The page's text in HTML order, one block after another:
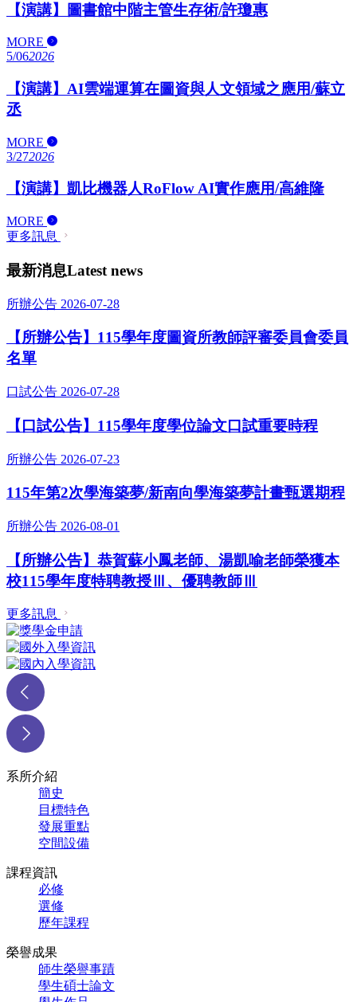
【演講】圖書館中階主管生存術/許瓊惠
MORE
5/062026
【演講】AI雲端運算在圖資與人文領域之應用/蘇立
丞
MORE
3/272026
【演講】凱比機器人RoFlow AI實作應用/高維隆
MORE
更多訊息
最新消息Latest news
所辦公告 2026-07-28
【所辦公告】115學年度圖資所教師評審委員會委員
名單
口試公告 2026-07-28
【口試公告】115學年度學位論文口試重要時程
所辦公告 2026-07-23
115年第2次學海築夢/新南向學海築夢計畫甄選期程
所辦公告 2026-08-01
【所辦公告】恭賀蘇小鳳老師、湯凱喻老師榮獲本
校115學年度特聘教授Ⅲ、優聘教師Ⅲ
更多訊息
系所介紹
簡史
目標特色
發展重點
空間設備
課程資訊
必修
選修
歷年課程
榮譽成果
師生榮譽事蹟
學生碩士論文